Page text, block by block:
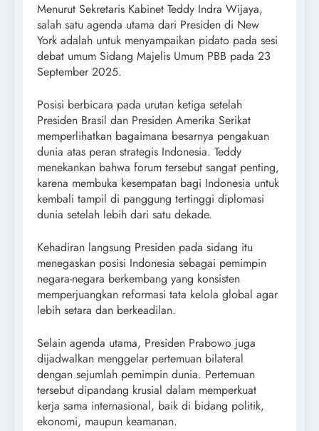
Menurut Sekretaris Kabinet Teddy Indra Wijaya,
salah satu agenda utama dari Presiden di New
York adalah untuk menyampaikan pidato pada sesi
debat umum Sidang Majelis Umum PBB pada 23
September 2025.
Posisi berbicara pada urutan ketiga setelah
Presiden Brasil dan Presiden Amerika Serikat
memperlihatkan bagaimana besarnya pengakuan
dunia atas peran strategis Indonesia. Teddy
menekankan bahwa forum tersebut sangat penting,
karena membuka kesempatan bagi Indonesia untuk
kembali tampil di panggung tertinggi diplomasi
dunia setelah lebih dari satu dekade.
Kehadiran langsung Presiden pada sidang itu
menegaskan posisi Indonesia sebagai pemimpin
negara-negara berkembang yang konsisten
memperjuangkan reformasi tata kelola global agar
lebih setara dan berkeadilan.
Selain agenda utama, Presiden Prabowo juga
dijadwalkan menggelar pertemuan bilateral
dengan sejumlah pemimpin dunia. Pertemuan
tersebut dipandang krusial dalam memperkuat
kerja sama internasional, baik di bidang politik,
ekonomi, maupun keamanan.